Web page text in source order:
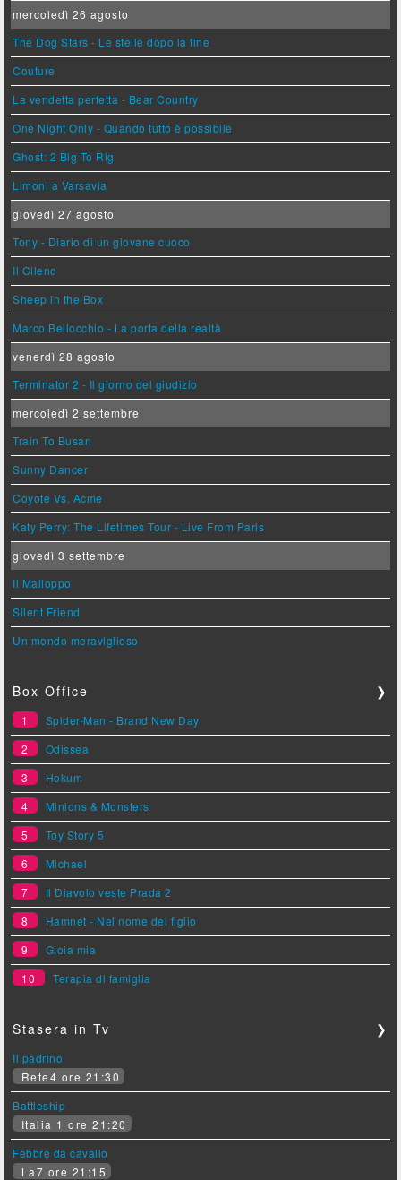
mercoledì 26 agosto
The Dog Stars - Le stelle dopo la fine
Couture
La vendetta perfetta - Bear Country
One Night Only - Quando tutto è possibile
Ghost: 2 Big To Rig
Limoni a Varsavia
giovedì 27 agosto
Tony - Diario di un giovane cuoco
Il Cileno
Sheep in the Box
Marco Bellocchio - La porta della realtà
venerdì 28 agosto
Terminator 2 - Il giorno del giudizio
mercoledì 2 settembre
Train To Busan
Sunny Dancer
Coyote Vs. Acme
Katy Perry: The Lifetimes Tour - Live From Paris
giovedì 3 settembre
Il Malloppo
Silent Friend
Un mondo meraviglioso
Box Office ❯
1
Spider-Man - Brand New Day
2
Odissea
3
Hokum
4
Minions & Monsters
5
Toy Story 5
6
Michael
7
Il Diavolo veste Prada 2
8
Hamnet - Nel nome del figlio
9
Gioia mia
10
Terapia di famiglia
Stasera in Tv ❯
Il padrino
Rete4 ore 21:30
Battleship
Italia 1 ore 21:20
Febbre da cavallo
La7 ore 21:15